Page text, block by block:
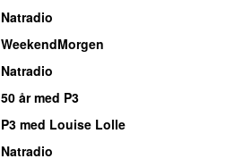
Natradio
WeekendMorgen
Natradio
50 år med P3
P3 med Louise Lolle
Natradio